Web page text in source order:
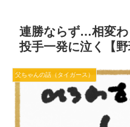
連勝ならず…相変わ
投手一発に泣く【野
父ちゃんの話（タイガース）